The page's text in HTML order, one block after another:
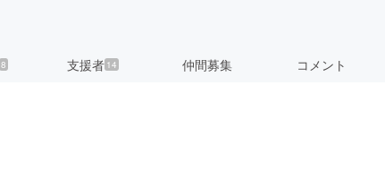
8 支援者 14 仲間募集 コメント